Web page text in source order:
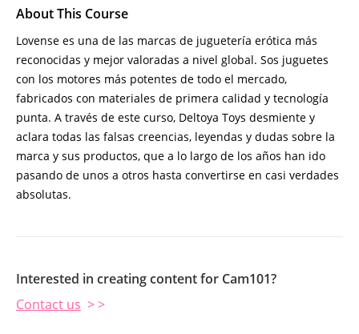
About This Course
Lovense es una de las marcas de juguetería erótica más
reconocidas y mejor valoradas a nivel global. Sos juguetes
con los motores más potentes de todo el mercado,
fabricados con materiales de primera calidad y tecnología
punta. A través de este curso, Deltoya Toys desmiente y
aclara todas las falsas creencias, leyendas y dudas sobre la
marca y sus productos, que a lo largo de los años han ido
pasando de unos a otros hasta convertirse en casi verdades
absolutas.
Interested in creating content for Cam101?
Contact us > >